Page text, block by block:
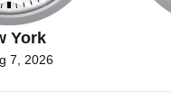
York
7, 2026